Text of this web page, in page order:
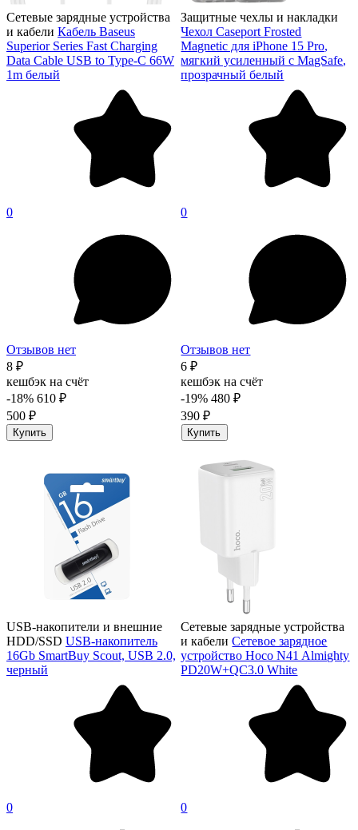
Сетевые зарядные устройства
и кабели Кабель Baseus
Superior Series Fast Charging
Data Cable USB to Type-C 66W
1m белый
0
Отзывов нет
8 ₽
кешбэк на счёт
-18% 610 ₽
500 ₽
Купить
Защитные чехлы и накладки
Чехол Caseport Frosted
Magnetic для iPhone 15 Pro,
мягкий усиленный с MagSafe,
прозрачный белый
0
Отзывов нет
6 ₽
кешбэк на счёт
-19% 480 ₽
390 ₽
Купить
USB-накопители и внешние
HDD/SSD USB-накопитель
16Gb SmartBuy Scout, USB 2.0,
черный
0
Сетевые зарядные устройства
и кабели Сетевое зарядное
устройство Hoco N41 Almighty
PD20W+QC3.0 White
0